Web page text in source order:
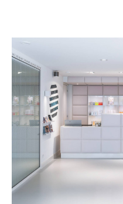
Deel je ervaring